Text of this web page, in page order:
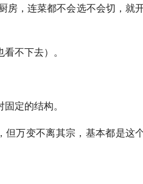
房，连菜都不会选不会切，就
不下去）。
定的结构。
但万变不离其宗，基本都是这